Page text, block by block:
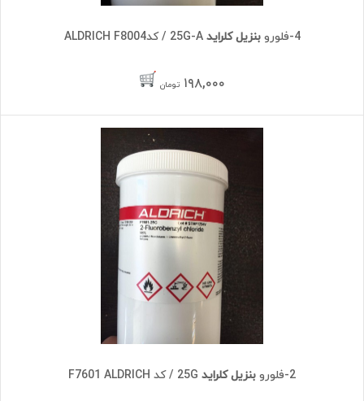
4-فلورو بنزیل کلراید 25G-A / کدALDRICH F8004
۱۹۸,۰۰۰ تومان
2-فلورو بنزیل کلراید